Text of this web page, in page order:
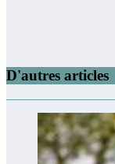
D'autres articles